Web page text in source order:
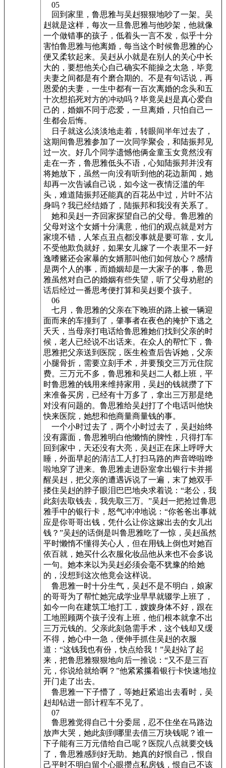
05
回到家里，鲁思雅与吴赳狠狠地吵了一架。吴
赳就是这样，每次一旦鲁思雅与他吵架，他就像
一个做错事的孩子，低着头一言不发，似乎十分
害怕鲁思雅与他离婚，每当这个时候鲁思雅的心
便又柔软起来。吴赳从小就是在别人的关心中长
大的，要想他关心自己确实不能操之太急，毕竟
夫妻之间都是有个磨合期的。不是有句话说，再
恩爱的夫妻，一生中都有一百次离婚的念头和五
十次想掐死对方的冲动吗？毕竟吴赳是真心爱自
己的，婚姻不同于恋爱，一旦离婚，只怕自己一
生都会后悔。
日子就这么淡淡地走着，转眼间半年过去了，
这期间鲁思雅参加了一次同学聚会，和陆振邦见
过一次。好几个同学遗憾他俩金童玉女竟然没有
走在一齐，鲁思雅低头不语，心知陆振邦并没有
将她放下，虽然一向没有听到他的花边新闻，她
却再一次告诫自己说，如今这一夜情泛滥的年
头，难道陆振邦还能真的百花丛中过，片叶不沾
身吗？我已经结婚了，陆振邦和我没有关系了。
她和吴赳一齐回家探望自己的父母。鲁思雅的
父母对这个女婿十分满意，他们的观点就是对方
家境不错，人笨点丑点都没事就是要可靠，女儿
不受他欺负就好，如果女儿嫁了一个表里不一好
逸嗜赌还会家暴的女婿那叫他们如何放心？感情
是两个人的事，而婚姻却是一大家子的事，鲁思
雅虽然对自己的婚姻有些失望，听了父母劝慰的
话后经过一番思考便打算和吴赳要个孩子。
06
七月，鲁思雅的父亲在下晚班的路上被一辆迎
面而来的车撞到了，肇事者在夜色的掩护下逃之
夭夭，当母亲打电话给鲁思雅她们找到父亲的时
候，老人已经说不出话来。在众人的帮忙下，鲁
思雅把父亲送到医院，医生检查后告诉她，父亲
小腿骨折，需要立刻手术，并要预交三万元住院
费。三万元不多，鲁思雅和吴赳二人都上班，平
时鲁思雅的钱用来维持家用，吴赳的钱就攒了下
来准备买房，已经有十万多了，拿出三万那是绝
对没有问题的。鲁思雅给吴赳打了个电话叫他快
快来医院，她想和他商量商量钱的事。
一个小时过去了，两个小时过去了，吴赳始终
没有露面，鲁思雅明白他懒惰的脾性，只得打车
回到家中，天还没有大亮，吴赳正在床上呼呼大
睡，外面早起的清洁工人打扫马路的声音哗啦哗
啦地穿了进来。鲁思雅走进卧室拿出银行卡并摇
醒吴赳，把父亲的遭遇诉说了一遍，末了她双手
搂住吴赳的脖子眼泪巴巴地央求着说：“老公，我
此刻去取钱去，我先取三万。”吴赳一把抢过鲁思
雅手中的银行卡，怒气冲冲地说：“你爸爸出事就
应是你哥哥出钱，凭什么让你这嫁出去的女儿出
钱？”吴赳的话倒是叫鲁思雅吃了一惊，吴赳虽然
平时懒惰不懂得关心人，但在用钱上倒也对她百
依百就，她买什么衣服化妆品他从来也不会多说
一句。她本来以为吴赳必须会毫不犹豫的给她
的，没想到这次他竟会这样说。
鲁思雅一时十分生气，吴赳不是不明白，娘家
的哥哥为了帮忙她完成学业早早就辍学上班了，
如今一向在建筑工地打工，嫂嫂身体不好，跟在
工地照顾两个孩子没有上班，他们根本就拿不出
三万元钱的。父亲此刻急需手术，这个钱却又缓
不得，她心中一急，便伸手抓住吴赳的衣服
道：“这钱我也有份，快点给我！”吴赳站了起
来，把鲁思雅狠狠地向后一推说：“又不是三百
元，你说给就给啊？”他紧紧攥着银行卡快速地拉
开门走了出去。
鲁思雅一下子懵了，等她赶紧追出去看时，吴
赳却钻进一部计程车不见了。
07
鲁思雅觉得自己十分委屈，忍不住坐在马路边
放声大哭，她此刻到哪里去借三万块钱呢？谁一
下子能有三万元借给自己呢？医院八点就要交钱
了，鲁思雅感到好无助。她真的好恨自己，恨自
己平时不明白留个心眼攒点私房钱，恨自己不该